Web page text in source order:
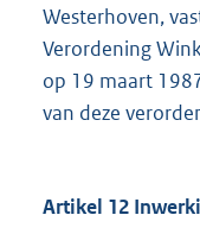
Westerhoven,
Verordening
op 19 maart
van deze
Artikel 12